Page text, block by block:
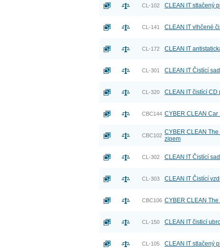
CL-102 CLEAN IT stlačený
CL-141 CLEAN IT vlhčené
CL-172 CLEAN IT
CL-301 CLEAN IT Čistící
CL-320 CLEAN IT čistící
CBC144 CYBER CLEAN Car
CBC102 CYBER CLEAN
zipem
CL-302 CLEAN IT Čistící
CL-303 CLEAN IT Čistící
CBC106 CYBER CLEAN
CL-150 CLEAN IT čisticí
CL-105 CLEAN IT stlačený